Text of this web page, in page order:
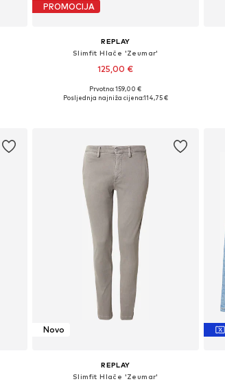
PROMOCIJA
REPLAY
Slimfit Hlače 'Zeumar'
125,00 €
+2
Dostupno u više veličina
Prvotno: 159,00 €
Posljednja najniža cijena:114,75 €
Novo
REPLAY
Slimfit Hlače 'Zeumar'